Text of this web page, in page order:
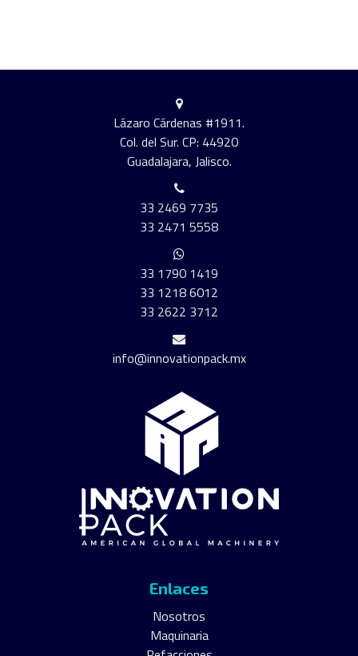
Lázaro Cárdenas #1911.
Col. del Sur. CP: 44920
Guadalajara, Jalisco.
33 2469 7735
33 2471 5558
33 1790 1419
33 1218 6012
33 2622 3712
info@innovationpack.mx
Enlaces
Nosotros
Maquinaria